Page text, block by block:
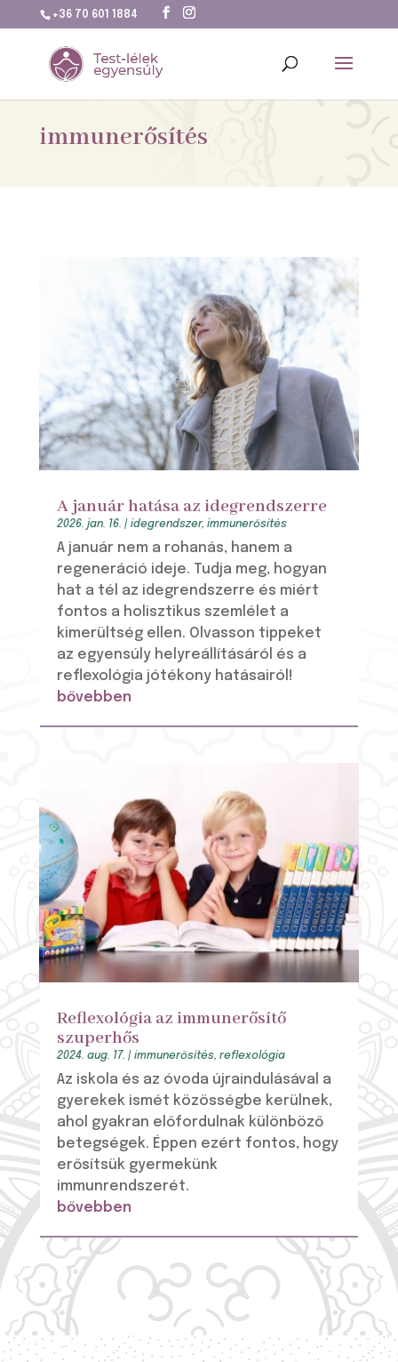
+36 70 601 1884
immunerősítés
A január hatása az idegrendszerre
2026. jan. 16. | idegrendszer, immunerősítés
A január nem a rohanás, hanem a
regeneráció ideje. Tudja meg, hogyan
hat a tél az idegrendszerre és miért
fontos a holisztikus szemlélet a
kimerültség ellen. Olvasson tippeket
az egyensúly helyreállításáról és a
reflexológia jótékony hatásairól!
bővebben
Reflexológia az immunerősítő
szuperhős
2024. aug. 17. | immunerősítés, reflexológia
Az iskola és az óvoda újraindulásával a
gyerekek ismét közösségbe kerülnek,
ahol gyakran előfordulnak különböző
betegségek. Éppen ezért fontos, hogy
erősítsük gyermekünk
immunrendszerét.
bővebben